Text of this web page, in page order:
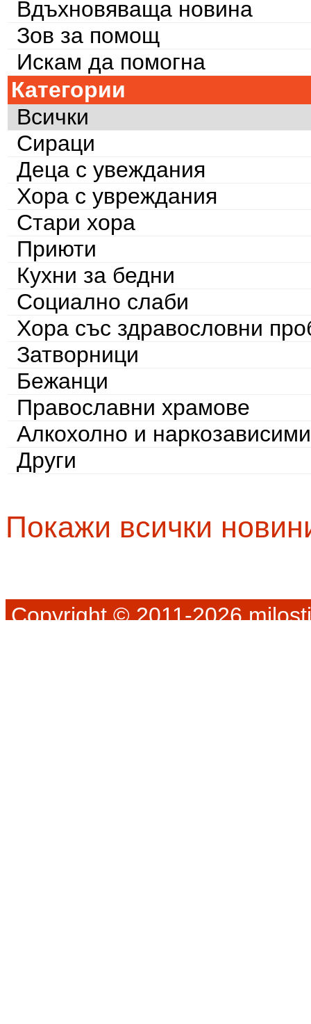
Вдъхновяваща новина
Зов за помощ
Искам да помогна
Категории
Всички
Сираци
Деца с увеждания
Хора с увреждания
Стари хора
Приюти
Кухни за бедни
Социално слаби
Хора със здравословни
Затворници
Бежанци
Православни храмове
Алкохолно и наркозависими
Други
Покажи всички
Copyright © 2011-2026